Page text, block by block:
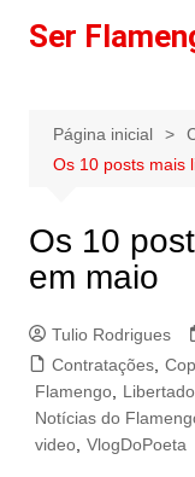
paraSer
Página inicial
Os 10 posts mais
Os 10
em maio
Tulio Rodrigues
Contratações,
Flamengo,
Notícias do
video, VlogDoPoeta